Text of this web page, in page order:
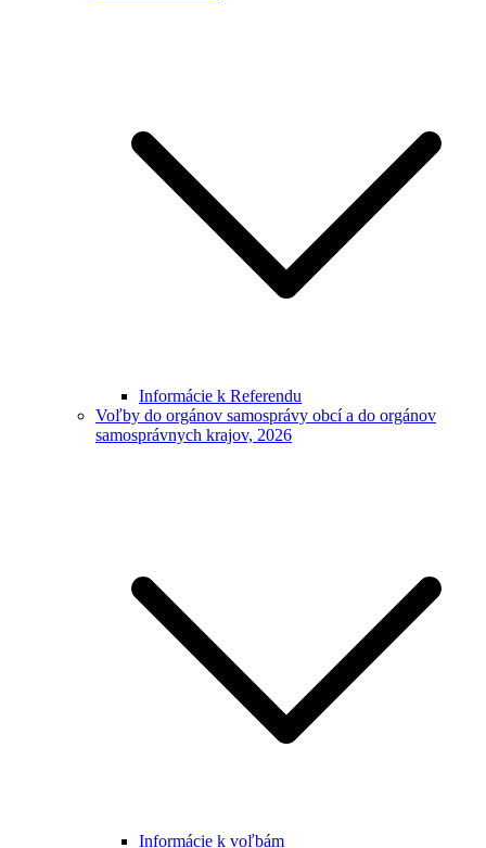
Informácie k Referendu
Voľby do orgánov samosprávy obcí a do orgánov
samosprávnych krajov, 2026
Informácie k voľbám